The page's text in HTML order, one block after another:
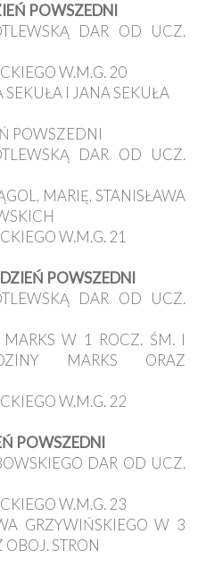
POWSZEDNI
DAR OD UCZ.
W.M.G. 20
SEKUŁA I JANA SEKUŁA
POWSZEDNI
DAR OD UCZ.
MARIĘ, STANISŁAWA
W.M.G. 21
POWSZEDNI
DAR OD UCZ.
W 1 ROCZ. ŚM. I
MARKS ORAZ
W.M.G. 22
POWSZEDNI
DAR OD UCZ.
W.M.G. 23
GRZYWIŃSKIEGO W 3
STRON